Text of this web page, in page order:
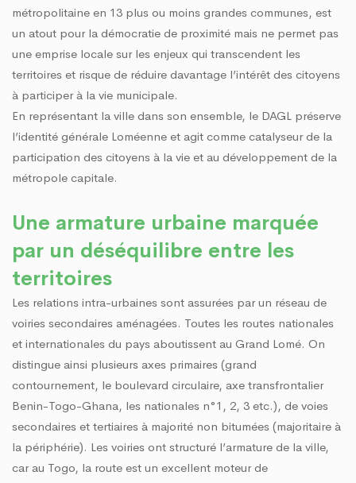
métropolitaine en 13 plus ou moins grandes communes, est
un atout pour la démocratie de proximité mais ne permet pas
une emprise locale sur les enjeux qui transcendent les
territoires et risque de réduire davantage l’intérêt des citoyens
à participer à la vie municipale.
En représentant la ville dans son ensemble, le DAGL préserve
l’identité générale Loméenne et agit comme catalyseur de la
participation des citoyens à la vie et au développement de la
métropole capitale.
Une armature urbaine marquée
par un déséquilibre entre les
territoires
Les relations intra-urbaines sont assurées par un réseau de
voiries secondaires aménagées. Toutes les routes nationales
et internationales du pays aboutissent au Grand Lomé. On
distingue ainsi plusieurs axes primaires (grand
contournement, le boulevard circulaire, axe transfrontalier
Benin-Togo-Ghana, les nationales n°1, 2, 3 etc.), de voies
secondaires et tertiaires à majorité non bitumées (majoritaire à
la périphérie). Les voiries ont structuré l’armature de la ville,
car au Togo, la route est un excellent moteur de